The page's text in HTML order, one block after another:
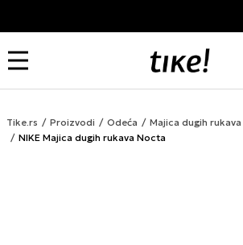
Tike.rs Proizvodi Odeća
Majica dugih rukava
NIKE Majica dugih rukava Nocta